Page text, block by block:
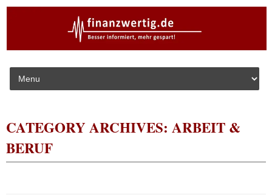
Skip to content
CATEGORY ARCHIVES: ARBEIT &
BERUF